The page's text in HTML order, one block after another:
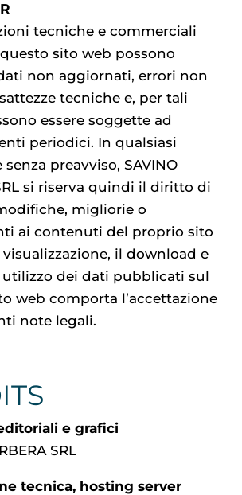
tecniche e commerciali
sito web possono
non aggiornati, errori non
tecniche e, per tali
essere soggette ad
periodici. In qualsiasi
preavviso, SAVINO
si riserva quindi il diritto di
migliorie o
ai contenuti del proprio sito
visualizzazione, il download e
dei dati pubblicati sul
web comporta l’accettazione
note legali.
e grafici
SRL
tecnica, hosting server